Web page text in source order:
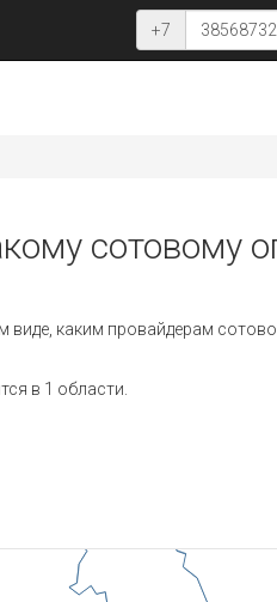
+7
сотовому
каким провайдерам
в 1 области.